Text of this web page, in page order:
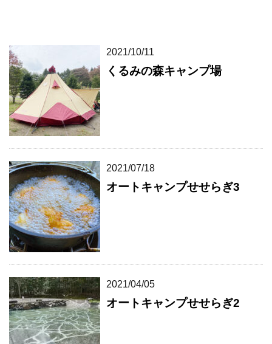
2021/10/11
くるみの森キャンプ場
2021/07/18
オートキャンプせせらぎ3
2021/04/05
オートキャンプせせらぎ2